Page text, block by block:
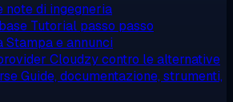
note di ingegneria
Tutorial passo passo
Stampa e annunci
Cloudzy contro le alternative
Guide, documentazione, strumenti,